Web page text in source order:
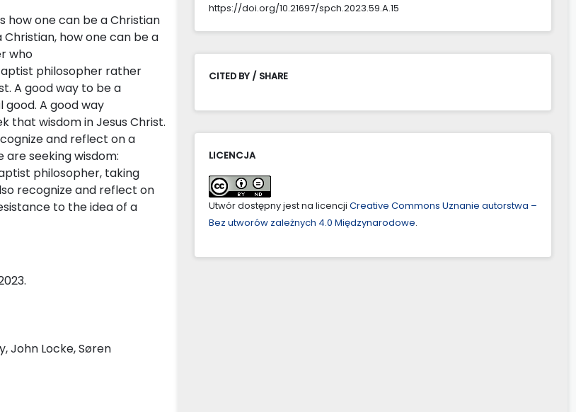
how one can be a Christian
how one can be a
who
philosopher rather
A good way to be a
good. A good way
that wisdom in Jesus Christ.
and reflect on a
seeking wisdom:
philosopher, taking
recognize and reflect on
to the idea of a
John Locke, Søren
https://doi.org/10.21697/spch.2023.59.A.15
CITED BY / SHARE
LICENCJA
Utwór dostępny jest na licencji Creative Commons Uznanie autorstwa –
Bez utworów zależnych 4.0 Międzynarodowe.